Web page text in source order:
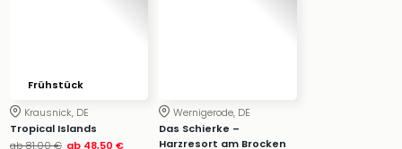
Frühstück
Krausnick, DE
Tropical Islands
ab81,00 € ab 48,50 €
Wernigerode, DE
Das Schierke –
Harzresort am Brocken